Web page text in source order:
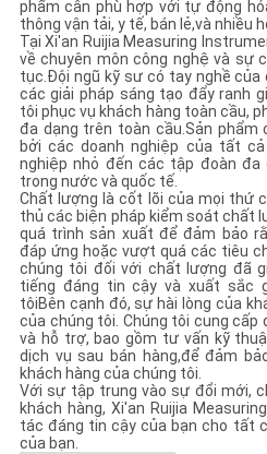
phẩm cân phù hợp với tự động
thông vận tải, y tế, bán lẻ,và nhiều
Tại Xi'an Ruijia Measuring
về chuyên môn công nghệ và sự
tục.Đội ngũ kỹ sư có tay nghề
các giải pháp sáng tạo đẩy ranh
tôi phục vụ khách hàng toàn cầu,
đa dạng trên toàn cầu.Sản
bởi các doanh nghiệp của tất
nghiệp nhỏ đến các tập đoàn
trong nước và quốc tế.
Chất lượng là cốt lõi của mọi thứ
thủ các biện pháp kiểm soát chất
quá trình sản xuất để đảm bảo
đáp ứng hoặc vượt quá các tiêu
chúng tôi đối với chất lượng đã
tiếng đáng tin cậy và xuất sắc
tôiBên cạnh đó, sự hài lòng của
của chúng tôi. Chúng tôi cung cấp
và hỗ trợ, bao gồm tư vấn kỹ
dịch vụ sau bán hàng,để đảm
khách hàng của chúng tôi.
Với sự tập trung vào sự đổi mới,
khách hàng, Xi'an Ruijia
tác đáng tin cậy của bạn cho tất
của bạn.